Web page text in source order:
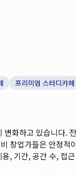
프리미엄 스터디카페
화하고 있습니다.
창업가들은 안정적
, 기간, 공간 수, 접